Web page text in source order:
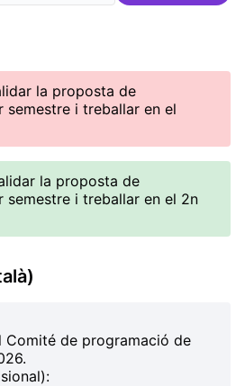
la proposta de
semestre i treballar en el
la proposta de
semestre i treballar en el 2n
Comité de programació de